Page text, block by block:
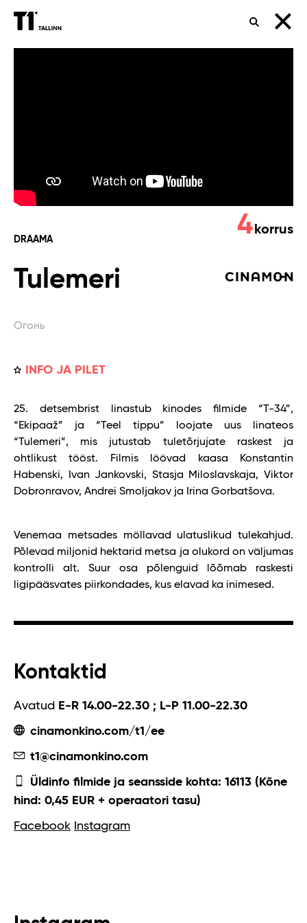
OTSING
DRAAMA
Tulemeri
Огонь
INFO JA PILET
4 korrus
25. detsembrist linastub kinodes filmide “Т-34”,
“Ekipaaž” ja “Teel tippu” loojate uus linateos
“Tulemeri”, mis jutustab tuletõrjujate raskest ja
ohtlikust tööst. Filmis löövad kaasa Konstantin
Habenski, Ivan Jankovski, Stasja Miloslavskaja, Viktor
Dobronravov, Andrei Smoljakov ja Irina Gorbatšova.
Venemaa metsades möllavad ulatuslikud tulekahjud.
Põlevad miljonid hektarid metsa ja olukord on väljumas
kontrolli alt. Suur osa põlenguid lõõmab raskesti
ligipääsvates piirkondades, kus elavad ka inimesed.
Kontaktid
Avatud E-R 14.00-22.30 ; L-P 11.00-22.30
cinamonkino.com/t1/ee
t1@cinamonkino.com
Üldinfo filmide ja seansside kohta: 16113 (Kõne
hind: 0,45 EUR + operaatori tasu)
Facebook Instagram